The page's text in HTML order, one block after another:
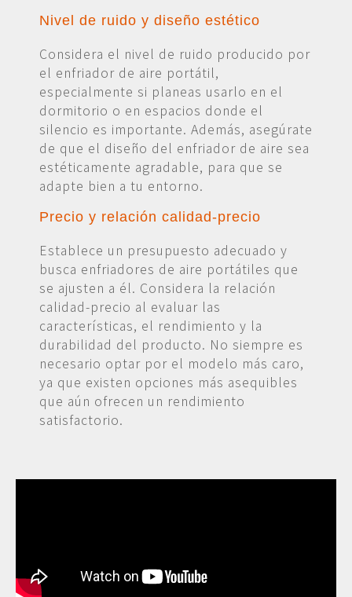
Nivel de ruido y diseño estético
Considera el nivel de ruido producido por
el enfriador de aire portátil,
especialmente si planeas usarlo en el
dormitorio o en espacios donde el
silencio es importante. Además, asegúrate
de que el diseño del enfriador de aire sea
estéticamente agradable, para que se
adapte bien a tu entorno.
Precio y relación calidad-precio
Establece un presupuesto adecuado y
busca enfriadores de aire portátiles que
se ajusten a él. Considera la relación
calidad-precio al evaluar las
características, el rendimiento y la
durabilidad del producto. No siempre es
necesario optar por el modelo más caro,
ya que existen opciones más asequibles
que aún ofrecen un rendimiento
satisfactorio.